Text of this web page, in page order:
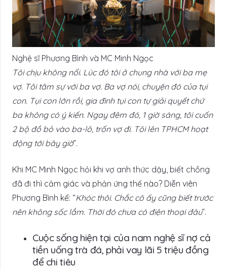
Nghệ sĩ Phương Bình và MC Minh Ngọc
Tôi chịu không nổi. Lúc đó tôi ở chung nhà với ba mẹ
vợ. Tôi tâm sự với ba vợ. Ba vợ nói, chuyện đó của tụi
con. Tụi con lớn rồi, gia đình tụi con tự giải quyết chứ
ba không có ý kiến. Ngay đêm đó, 1 giờ sáng, tôi cuốn
2 bộ đồ bỏ vào ba-lô, trốn vợ đi. Tôi lên TPHCM hoạt
động tới bây giờ”.
Khi MC Minh Ngọc hỏi khi vợ anh thức dậy, biết chồng
đã đi thì cảm giác và phản ứng thế nào? Diễn viên
Phương Bình kể: “Khóc thôi. Chắc cô ấy cũng biết trước
nên không sốc lắm. Thời đó chưa có điện thoại đâu”.
Cuộc sống hiện tại của nam nghệ sĩ nợ cả
tiền uống trà đá, phải vay lãi 5 triệu đồng
để chi tiêu